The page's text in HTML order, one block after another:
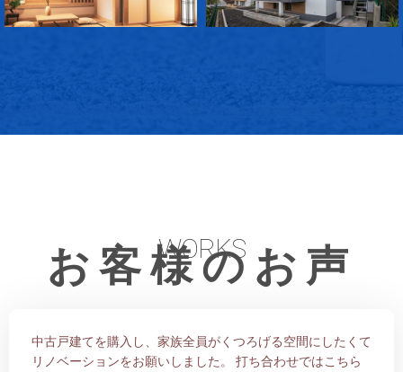
WORKS
お客様のお声
中古戸建てを購入し、家族全員がくつろげる空間にしたくて
リノベーションをお願いしました。 打ち合わせではこちら